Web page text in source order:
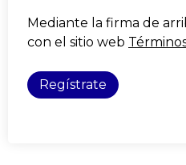
Mediante la firma de
con el sitio web
Regístrate